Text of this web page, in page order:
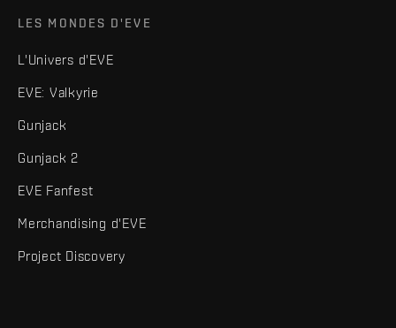
LES MONDES D'EVE
L'Univers d'EVE
EVE: Valkyrie
Gunjack
Gunjack 2
EVE Fanfest
Merchandising d'EVE
Project Discovery